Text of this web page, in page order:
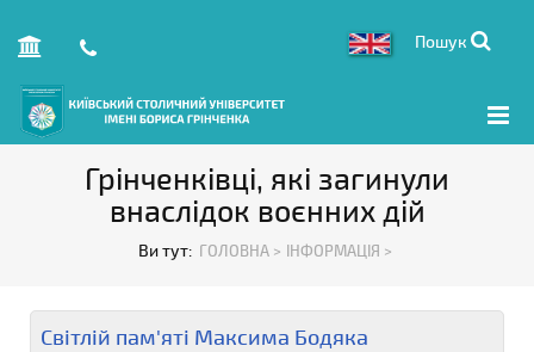
Пошук
Грінченківці, які загинули
внаслідок воєнних дій
Ви тут: ГОЛОВНА > ІНФОРМАЦІЯ >
Світлій пам'яті Максима Бодяка